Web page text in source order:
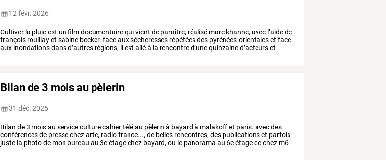
12 févr. 2026
Cultiver la pluieest un filmdocumentairequivient de paraître, réalisé marc khanne,avec l’aidede
françois rouillayet sabine becker. faceauxsécheresses répétéesdes pyrénées-orientaleset face
aux inondationsdansd’autres régions, il est alléà la rencontred’unequinzained’acteurset
d’agriculteurs
Bilan de 3 mois au pèlerin
31 déc. 2025
Bilan de3 moisau serviceculturecahiertéléau pèlerin à bayard à malakoffet paris. avecdes
conférencesde pressechezarte, radiofrance..., de belles rencontres, des publicationset parfois
juste la photode mon bureau au 3eétagechez bayard, ou le panorama au 6eétagedechez m6
attendant d'interviewer